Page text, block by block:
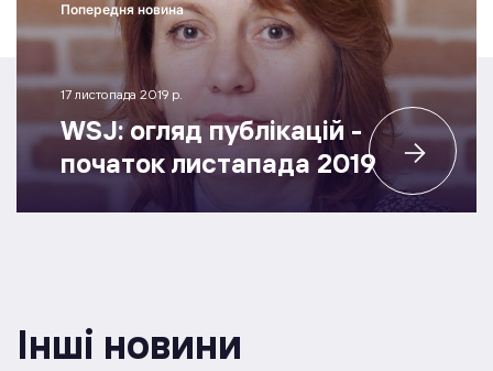
Попередня новина
17 листопада 2019 р.
WSJ: огляд публікацій -
початок листапада 2019
Інші новини